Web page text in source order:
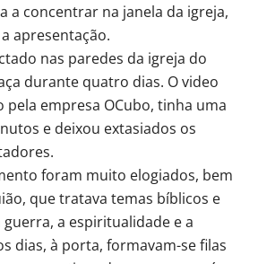
a concentrar na janela da igreja,
apresentação.
nas paredes da igreja do
durante quatro dias. O video
pela empresa OCubo, tinha uma
e deixou extasiados os
foram muito elogiados, bem
que tratava temas bíblicos e
a espiritualidade e a
dias, à porta, formavam-se filas